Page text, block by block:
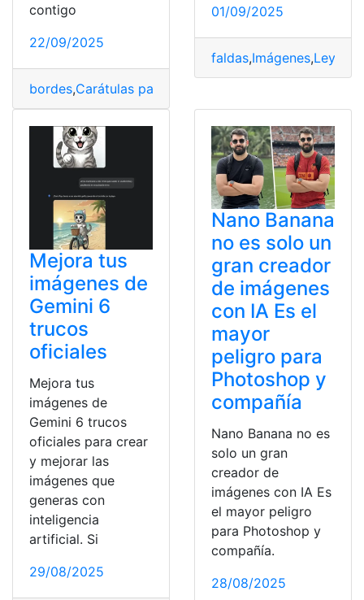
contigo
22/09/2025
bordes,Carátulas para Cuadernos
01/09/2025
faldas,Imágenes,Ley
Mejora tus
imágenes de
Gemini 6
trucos
oficiales
Mejora tus
imágenes de
Gemini 6 trucos
oficiales para crear
y mejorar las
imágenes que
generas con
inteligencia
artificial. Si
29/08/2025
Nano Banana
no es solo un
gran creador
de imágenes
con IA Es el
mayor
peligro para
Photoshop y
compañía
Nano Banana no es
solo un gran
creador de
imágenes con IA Es
el mayor peligro
para Photoshop y
compañía.
28/08/2025